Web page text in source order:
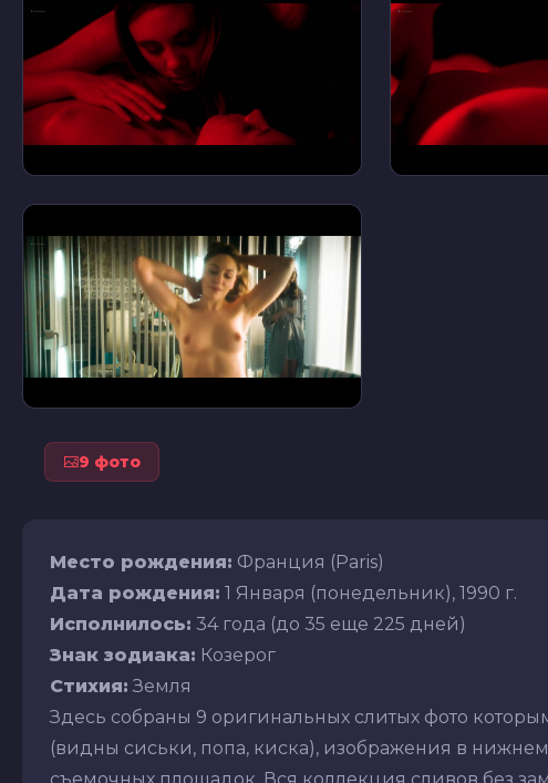
9 фото
Место рождения: Франция (Paris)
Дата рождения: 1 Января (понедельник), 1990 г.
Исполнилось: 34 года (до 35 еще 225 дней)
Знак зодиака: Козерог
Стихия: Земля
Здесь собраны 9 оригинальных слитых фото
(видны сиськи, попа, киска), изображения в нижнем